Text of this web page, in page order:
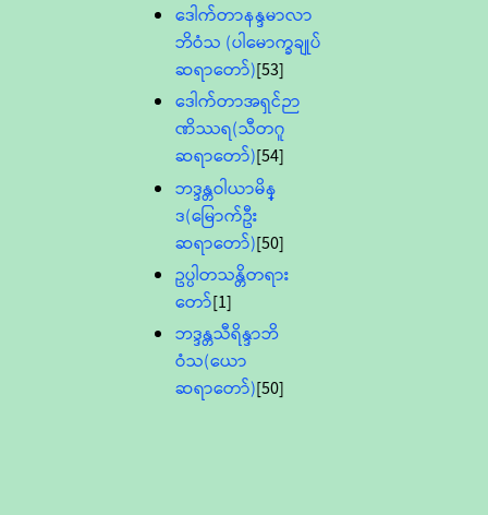
ဒေါက်တာနန္ဒမာလာ
ဘိဝံသ (ပါမောက္ခချုပ်
ဆရာတော်)[53]
ဒေါက်တာအရှင်ဉာ
ဏိဿရ(သီတဂူ
ဆရာတော်)[54]
ဘဒ္ဒန္တဝါယာမိန္
ဒ(မြောက်ဦး
ဆရာတော်)[50]
ဥပ္ပါတသန္တိတရား
တော်[1]
ဘဒ္ဒန္တသီရိန္ဒာဘိ
ဝံသ(ယော
ဆရာတော်)[50]